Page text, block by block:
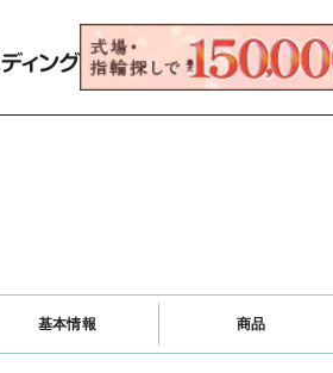
基本情報 商品